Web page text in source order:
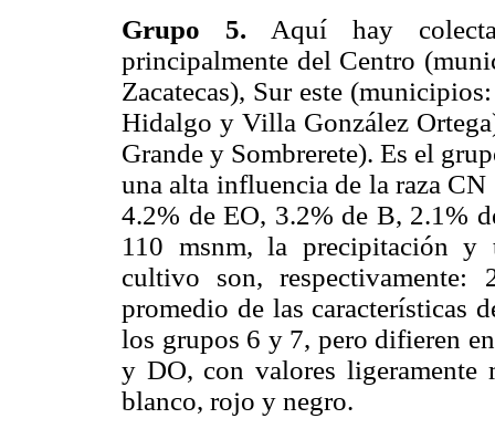
Grupo 5. Aquí hay
principalmente del Centro
Zacatecas), Sur este
Hidalgo y Villa González
Grande y Sombrerete). Es el
una alta influencia de la raza
4.2% de EO, 3.2% de B, 2.1%
110 msnm, la precipitación y
cultivo son,
promedio de las características
los grupos 6 y 7, pero difieren
y DO, con valores ligeramente
blanco, rojo y negro.